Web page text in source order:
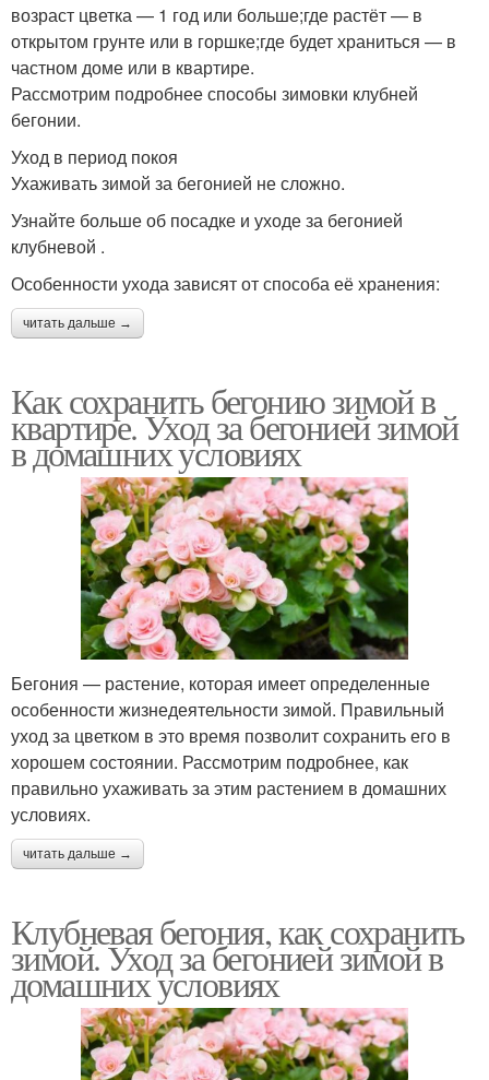
возраст цветка — 1 год или больше;где растёт — в
открытом грунте или в горшке;где будет храниться — в
частном доме или в квартире.
Рассмотрим подробнее способы зимовки клубней
бегонии.
Уход в период покоя
Ухаживать зимой за бегонией не сложно.
Узнайте больше об посадке и уходе за бегонией
клубневой .
Особенности ухода зависят от способа её хранения:
читать дальше →
Как сохранить бегонию зимой в
квартире. Уход за бегонией зимой
в домашних условиях
Бегония — растение, которая имеет определенные
особенности жизнедеятельности зимой. Правильный
уход за цветком в это время позволит сохранить его в
хорошем состоянии. Рассмотрим подробнее, как
правильно ухаживать за этим растением в домашних
условиях.
читать дальше →
Клубневая бегония, как сохранить
зимой. Уход за бегонией зимой в
домашних условиях